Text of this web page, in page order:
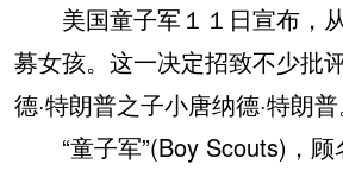
美国童子军１１日宣布，
募女孩。这一决定招致不少批
德·特朗普之子小唐纳德·特朗普
“童子军”(Boy Scouts)，顾